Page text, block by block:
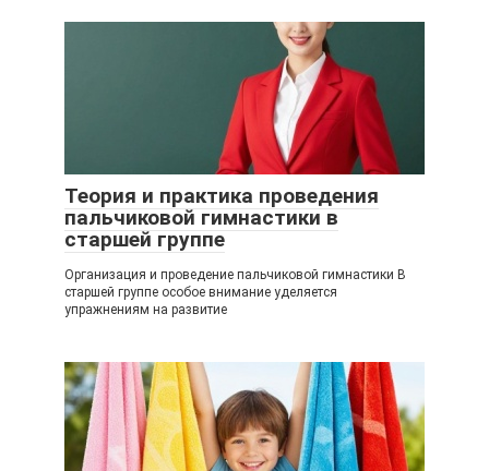
Теория и практика проведения
пальчиковой гимнастики в
старшей группе
Организация и проведение пальчиковой гимнастики В
старшей группе особое внимание уделяется
упражнениям на развитие